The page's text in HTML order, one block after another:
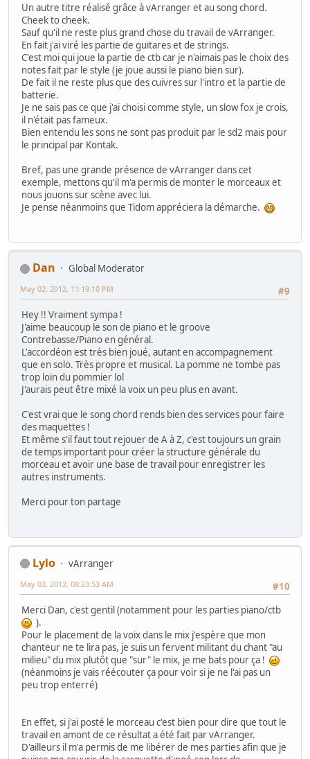
Un autre titre réalisé grâce à vArranger et au song chord.
Cheek to cheek.
Sauf qu'il ne reste plus grand chose du travail de vArranger.
En fait j'ai viré les partie de guitares et de strings.
C'est moi qui joue la partie de ctb car je n'aimais pas le choix des
notes fait par le style (je joue aussi le piano bien sur).
De fait il ne reste plus que des cuivres sur l'intro et la partie de
batterie.
Je ne sais pas ce que j'ai choisi comme style, un slow fox je crois,
il n'était pas fameux.
Bien entendu les sons ne sont pas produit par le sd2 mais pour
le principal par Kontak.
Bref, pas une grande présence de vArranger dans cet
exemple, mettons qu'il m'a permis de monter le morceaux et
nous jouons sur scène avec lui.
Je pense néanmoins que Tidom appréciera la démarche.
Dan
Global Moderator
#9
May 02, 2012, 11:19:10 PM
Hey !! Vraiment sympa !
J'aime beaucoup le son de piano et le groove
Contrebasse/Piano en général.
L'accordéon est très bien joué, autant en accompagnement
que en solo. Très propre et musical. La pomme ne tombe pas
trop loin du pommier lol
J'aurais peut être mixé la voix un peu plus en avant.
C'est vrai que le song chord rends bien des services pour faire
des maquettes !
Et même s'il faut tout rejouer de A à Z, c'est toujours un grain
de temps important pour créer la structure générale du
morceau et avoir une base de travail pour enregistrer les
autres instruments.
Merci pour ton partage
Lylo
vArranger
#10
May 03, 2012, 08:23:53 AM
Merci Dan, c'est gentil (notamment pour les parties piano/ctb
).
Pour le placement de la voix dans le mix j'espère que mon
chanteur ne te lira pas, je suis un fervent militant du chant "au
milieu" du mix plutôt que "sur" le mix, je me bats pour ça !
(néanmoins je vais réécouter ça pour voir si je ne l'ai pas un
peu trop enterré)
En effet, si j'ai posté le morceau c'est bien pour dire que tout le
travail en amont de ce résultat a été fait par vArranger.
D'ailleurs il m'a permis de me libérer de mes parties afin que je